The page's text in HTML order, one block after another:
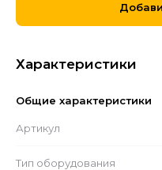
Характеристики
Общие характеристики
Артикул
Тип оборудования